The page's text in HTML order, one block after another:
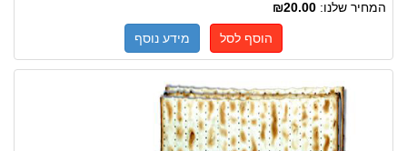
המחיר שלנו: ₪20.00
הוסף לסל מידע נוסף